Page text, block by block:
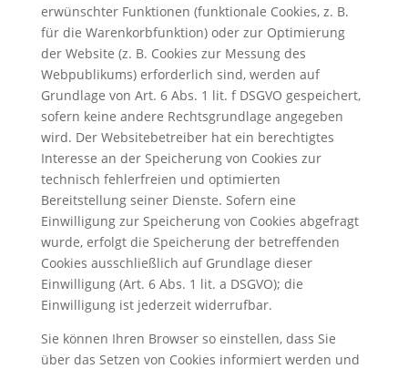
erwünschter Funktionen (funktionale Cookies, z. B.
für die Warenkorbfunktion) oder zur Optimierung
der Website (z. B. Cookies zur Messung des
Webpublikums) erforderlich sind, werden auf
Grundlage von Art. 6 Abs. 1 lit. f DSGVO gespeichert,
sofern keine andere Rechtsgrundlage angegeben
wird. Der Websitebetreiber hat ein berechtigtes
Interesse an der Speicherung von Cookies zur
technisch fehlerfreien und optimierten
Bereitstellung seiner Dienste. Sofern eine
Einwilligung zur Speicherung von Cookies abgefragt
wurde, erfolgt die Speicherung der betreffenden
Cookies ausschließlich auf Grundlage dieser
Einwilligung (Art. 6 Abs. 1 lit. a DSGVO); die
Einwilligung ist jederzeit widerrufbar.
Sie können Ihren Browser so einstellen, dass Sie
über das Setzen von Cookies informiert werden und